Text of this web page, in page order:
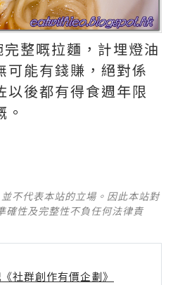
整嘅拉麵，計埋燈油
可能有錢賺，絕對係
以後都有得食週年限
不代表本站的立場。因此本站對
確性及完整性不負任何法律責
社群創作有價企劃》